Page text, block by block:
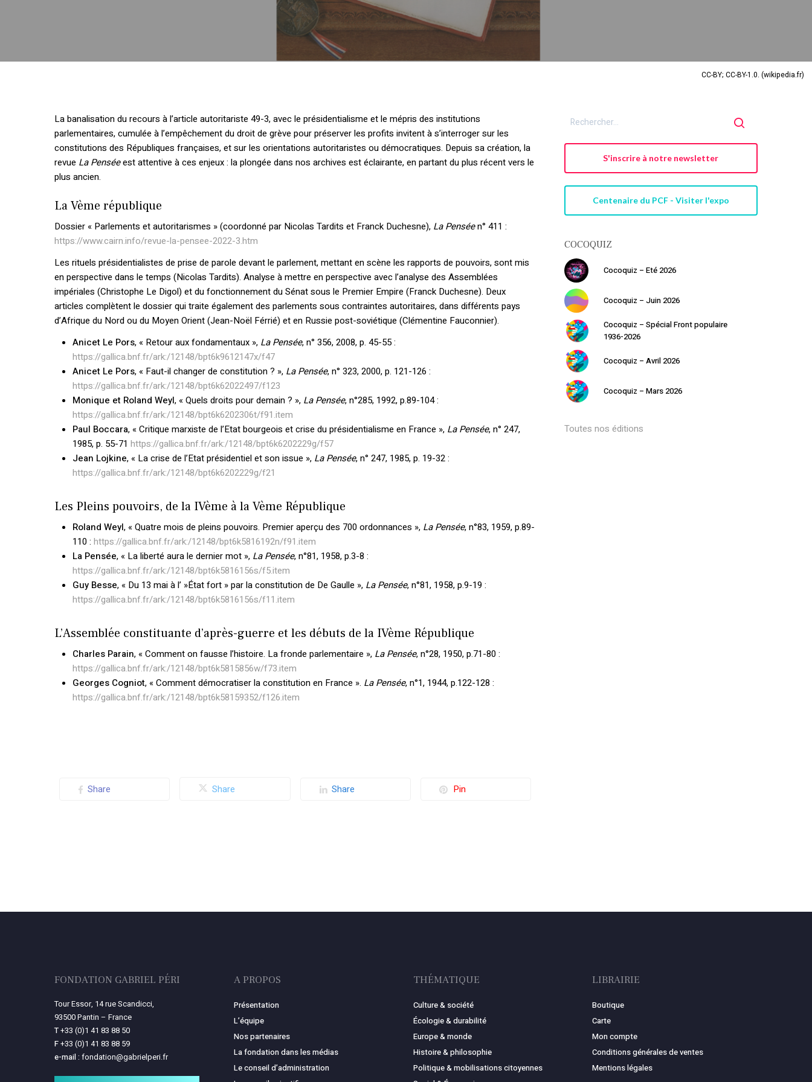
CC-BY; CC-BY-1.0. (wikipedia.fr)
La banalisation du recours à l’article autoritariste 49-3, avec le présidentialisme et le mépris des institutions
parlementaires, cumulée à l’empêchement du droit de grève pour préserver les profits invitent à s’interroger sur les
constitutions des Républiques françaises, et sur les orientations autoritaristes ou démocratiques. Depuis sa création, la
revue La Penséeest attentive à ces enjeux : la plongée dans nos archives est éclairante, en partant du plus récent vers le
plus ancien.
La Vème république
Dossier « Parlements et autoritarismes » (coordonné par Nicolas Tardits et Franck Duchesne), La Penséen° 411 :
https://www.cairn.info/revue-la-pensee-2022-3.htm
Les rituels présidentialistes de prise de parole devant le parlement, mettant en scène les rapports de pouvoirs, sont mis
en perspective dans le temps (Nicolas Tardits). Analyse à mettre en perspective avec l’analyse des Assemblées
impériales (Christophe Le Digol) et du fonctionnement du Sénat sous le Premier Empire (Franck Duchesne). Deux
articles complètent le dossier qui traite également des parlements sous contraintes autoritaires, dans différents pays
d’Afrique du Nord ou du Moyen Orient (Jean-Noël Férrié) et en Russie post-soviétique (Clémentine Fauconnier).
Anicet Le Pors, « Retour aux fondamentaux », La Pensée, n° 356, 2008, p. 45-55 :
https://gallica.bnf.fr/ark:/12148/bpt6k9612147x/f47
Anicet Le Pors, « Faut-il changer de constitution ? », La Pensée, n° 323, 2000, p. 121-126 :
https://gallica.bnf.fr/ark:/12148/bpt6k62022497/f123
Monique et Roland Weyl, « Quels droits pour demain ? », La Pensée, n°285, 1992, p.89-104 :
https://gallica.bnf.fr/ark:/12148/bpt6k6202306t/f91.item
Paul Boccara, « Critique marxiste de l’Etat bourgeois et crise du présidentialisme en France », La Pensée, n° 247,
1985, p. 55-71 https://gallica.bnf.fr/ark:/12148/bpt6k6202229g/f57
Jean Lojkine, « La crise de l’Etat présidentiel et son issue », La Pensée, n° 247, 1985, p. 19-32 :
https://gallica.bnf.fr/ark:/12148/bpt6k6202229g/f21
Les Pleins pouvoirs, de la IVème à la Vème République
Roland Weyl, « Quatre mois de pleins pouvoirs. Premier aperçu des 700 ordonnances », La Pensée, n°83, 1959, p.89-
110 : https://gallica.bnf.fr/ark:/12148/bpt6k5816192n/f91.item
La Pensée, « La liberté aura le dernier mot », La Pensée, n°81, 1958, p.3-8 :
https://gallica.bnf.fr/ark:/12148/bpt6k5816156s/f5.item
Guy Besse, « Du 13 mai à l’ »État fort » par la constitution de De Gaulle », La Pensée, n°81, 1958, p.9-19 :
https://gallica.bnf.fr/ark:/12148/bpt6k5816156s/f11.item
L’Assemblée constituante d’après-guerre et les débuts de la IVème République
Charles Parain, « Comment on fausse l’histoire. La fronde parlementaire », La Pensée, n°28, 1950, p.71-80 :
https://gallica.bnf.fr/ark:/12148/bpt6k5815856w/f73.item
Georges Cogniot, « Comment démocratiser la constitution en France ». La Pensée, n°1, 1944, p.122-128 :
https://gallica.bnf.fr/ark:/12148/bpt6k58159352/f126.item
Share Share Share Pin
S'inscrire à notre newsletter
Centenaire du PCF - Visiter l'expo
COCOQUIZ
Cocoquiz – Eté 2026
Cocoquiz – Juin 2026
Cocoquiz – Spécial Front populaire
1936-2026
Cocoquiz – Avril 2026
Cocoquiz – Mars 2026
Toutes nos éditions
FONDATION GABRIEL PÉRI
Tour Essor, 14 rue Scandicci,
93500 Pantin – France
T+33 (0)1 41 83 88 50
F+33 (0)1 41 83 88 59
e-mail : fondation@gabrielperi.fr
A PROPOS
Présentation
L’équipe
Nos partenaires
La fondation dans les médias
Le conseil d’administration
THÉMATIQUE
Culture & société
Écologie & durabilité
Europe & monde
Histoire & philosophie
Politique & mobilisations citoyennes
LIBRAIRIE
Boutique
Carte
Mon compte
Conditions générales de ventes
Mentions légales